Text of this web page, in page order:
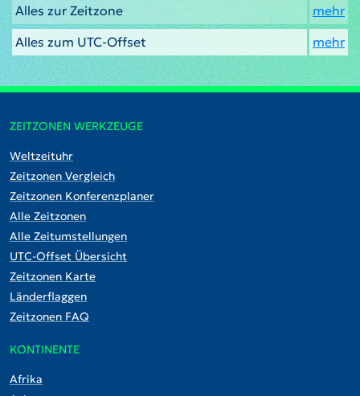
Alles zur Zeitzone
mehr
Alles zum UTC-Offset
mehr
ZEITZONEN WERKZEUGE
Weltzeituhr
Zeitzonen Vergleich
Zeitzonen Konferenzplaner
Alle Zeitzonen
Alle Zeitumstellungen
UTC-Offset Übersicht
Zeitzonen Karte
Länderflaggen
Zeitzonen FAQ
KONTINENTE
Afrika